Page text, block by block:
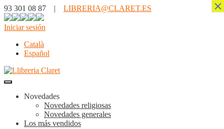
93 301 08 87 | LIBRERIA@CLARET.ES
Iniciar sesión
Català
Español
Novedades
Novedades religiosas
Novedades generales
Los más vendidos
×